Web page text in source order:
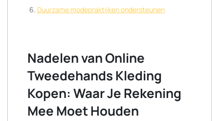
Duurzame modepraktijken ondersteunen
Nadelen van Online
Tweedehands Kleding
Kopen: Waar Je Rekening
Mee Moet Houden